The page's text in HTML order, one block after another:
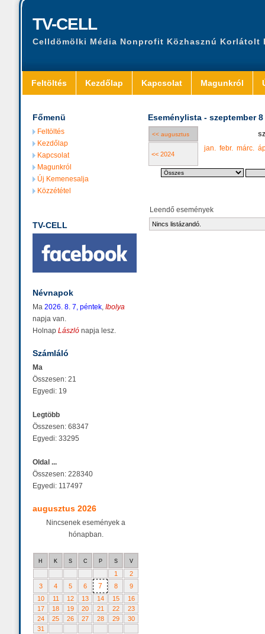
TV-CELL
Celldömölki Média Nonprofit Közhasznú Korlátolt
Feltöltés Kezdőlap Kapcsolat Magunkról
Főmenü
Feltöltés
Kezdőlap
Kapcsolat
Magunkról
Új Kemenesalja
Közzététel
TV-CELL
Névnapok
Ma 2026. 8. 7, péntek, Ibolya
napja van.
Holnap László napja lesz.
Számláló
Ma
Összesen: 21
Egyedi: 19
Legtöbb
Összesen: 68347
Egyedi: 33295
Oldal ...
Összesen: 228340
Egyedi: 117497
augusztus 2026
Nincsenek események a
hónapban.
H K S C P S V
1
2
3
4 5 6 7 8
9
10
11 12 13 14 15
16
17
18 19 20 21 22
23
24
25 26 27 28 29
30
31
Eseménylista - szeptember 8
<< augusztus
<< 2024
jan. febr. márc.
Leendő események
Nincs listázandó.